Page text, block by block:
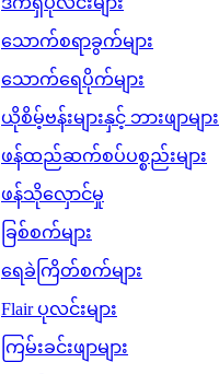
သောက်စရာခွက်များ
သောက်ရေပိုက်များ
ယိုစိမ့်ဗန်းများနှင့် ဘားဖျာများ
ဖန်ထည်ဆက်စပ်ပစ္စည်းများ
ဖန်သိုလှောင်မှု
ခြစ်စက်များ
ရေခဲကြိတ်စက်များ
Flair ပုလင်းများ
ကြမ်းခင်းဖျာများ